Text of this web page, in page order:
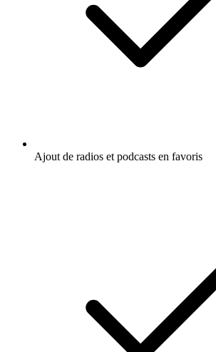
Ajout de radios et podcasts en favoris